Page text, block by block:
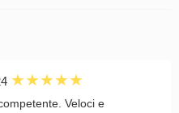
Veloci e